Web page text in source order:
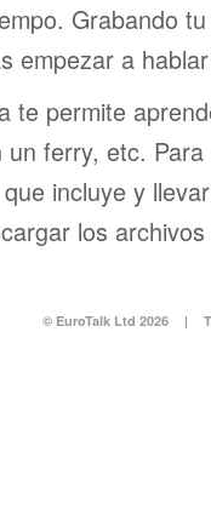
Grabando
empezar a
te permite
ferry, etc.
incluye y
los
© EuroTalk Ltd 2026 |